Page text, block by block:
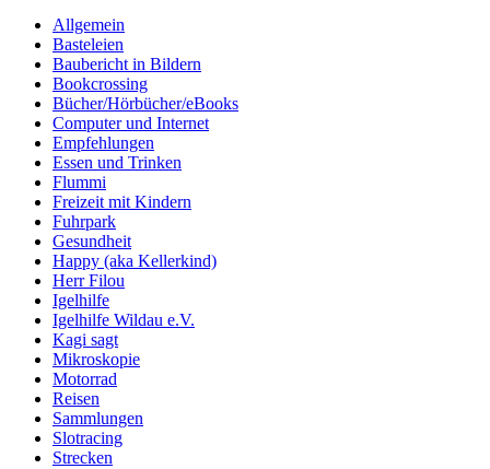
Allgemein
Basteleien
Baubericht in Bildern
Bookcrossing
Bücher/Hörbücher/eBooks
Computer und Internet
Empfehlungen
Essen und Trinken
Flummi
Freizeit mit Kindern
Fuhrpark
Gesundheit
Happy (aka Kellerkind)
Herr Filou
Igelhilfe
Igelhilfe Wildau e.V.
Kagi sagt
Mikroskopie
Motorrad
Reisen
Sammlungen
Slotracing
Strecken